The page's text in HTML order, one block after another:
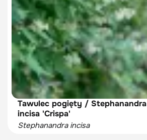
Tawulec pogięty / Stephanandra
incisa 'Crispa'
Stephanandra incisa